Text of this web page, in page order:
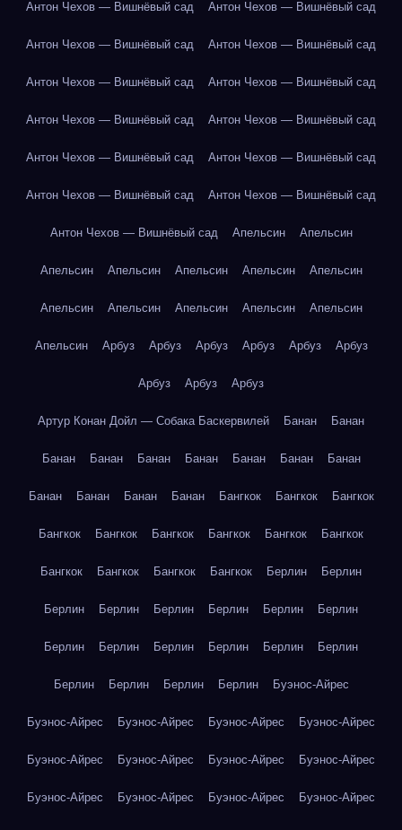
Антон Чехов — Вишнёвый сад Антон Чехов — Вишнёвый сад
Антон Чехов — Вишнёвый сад Антон Чехов — Вишнёвый сад
Антон Чехов — Вишнёвый сад Антон Чехов — Вишнёвый сад
Антон Чехов — Вишнёвый сад Антон Чехов — Вишнёвый сад
Антон Чехов — Вишнёвый сад Антон Чехов — Вишнёвый сад
Антон Чехов — Вишнёвый сад Антон Чехов — Вишнёвый сад
Антон Чехов — Вишнёвый сад Апельсин Апельсин
Апельсин Апельсин Апельсин Апельсин Апельсин
Апельсин Апельсин Апельсин Апельсин Апельсин
Апельсин Арбуз Арбуз Арбуз Арбуз Арбуз Арбуз
Арбуз Арбуз Арбуз
Артур Конан Дойл — Собака Баскервилей Банан Банан
Банан Банан Банан Банан Банан Банан Банан
Банан Банан Банан Банан Бангкок Бангкок Бангкок
Бангкок Бангкок Бангкок Бангкок Бангкок Бангкок
Бангкок Бангкок Бангкок Бангкок Берлин Берлин
Берлин Берлин Берлин Берлин Берлин Берлин
Берлин Берлин Берлин Берлин Берлин Берлин
Берлин Берлин Берлин Берлин Буэнос-Айрес
Буэнос-Айрес Буэнос-Айрес Буэнос-Айрес Буэнос-Айрес
Буэнос-Айрес Буэнос-Айрес Буэнос-Айрес Буэнос-Айрес
Буэнос-Айрес Буэнос-Айрес Буэнос-Айрес Буэнос-Айрес